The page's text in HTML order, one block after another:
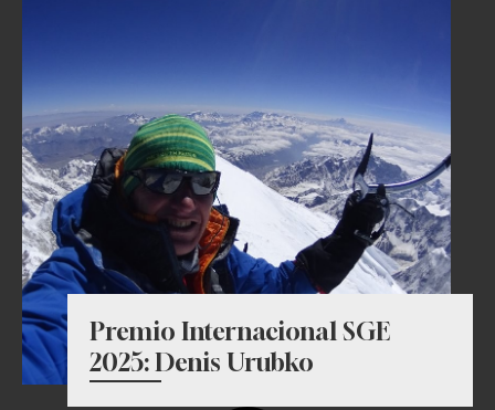
Premio Internacional SGE
2025: Denis Urubko